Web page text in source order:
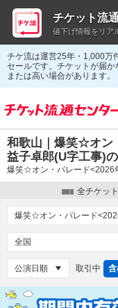
チケ流は運営25年・1,000万
セールです。チケットが届
または高い場合があります。
和歌山｜爆笑☆オン
益子卓郎(U字工事)
爆笑☆オン・パレード<2026
全チケッ
取引中
チケット流
値下げ情報をリア